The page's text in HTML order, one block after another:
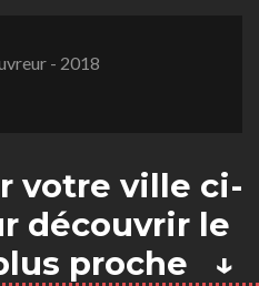
- 2018
votre ville ci-
découvrir le
proche ↓